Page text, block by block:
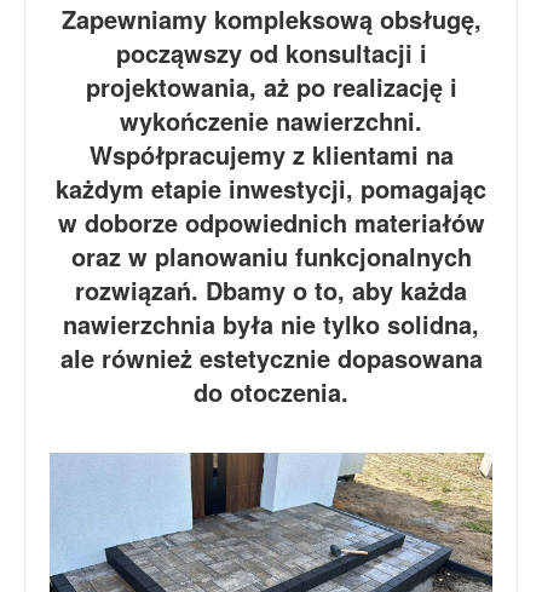
Zapewniamy kompleksową obsługę,
począwszy od konsultacji i
projektowania, aż po realizację i
wykończenie nawierzchni.
Współpracujemy z klientami na
każdym etapie inwestycji, pomagając
w doborze odpowiednich materiałów
oraz w planowaniu funkcjonalnych
rozwiązań. Dbamy o to, aby każda
nawierzchnia była nie tylko solidna,
ale również estetycznie dopasowana
do otoczenia.